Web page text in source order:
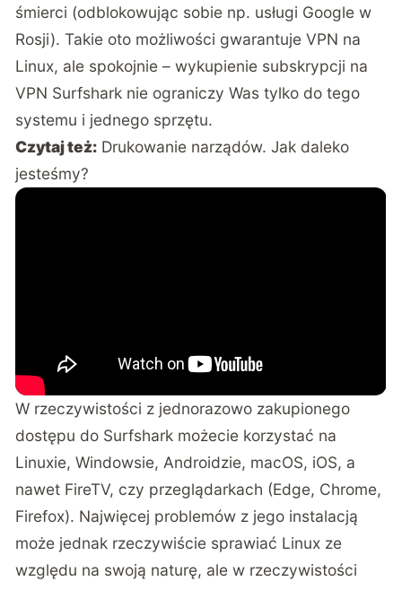
śmierci (odblokowując sobie np. usługi Google w
Rosji). Takie oto możliwości gwarantuje VPN na
Linux, ale spokojnie – wykupienie subskrypcji na
VPN Surfshark nie ograniczy Was tylko do tego
systemu i jednego sprzętu.
Czytaj też: Drukowanie narządów. Jak daleko
jesteśmy?
W rzeczywistości z jednorazowo zakupionego
dostępu do Surfshark możecie korzystać na
Linuxie, Windowsie, Androidzie, macOS, iOS, a
nawet FireTV, czy przeglądarkach (Edge, Chrome,
Firefox). Najwięcej problemów z jego instalacją
może jednak rzeczywiście sprawiać Linux ze
względu na swoją naturę, ale w rzeczywistości